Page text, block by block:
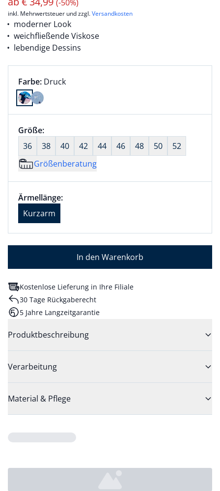
(-50%)
inkl. Mehrwertsteuer und zzgl.Versandkosten
moderner Look
weichfließende Viskose
lebendige Dessins
Farbauswahl:
Farbe: aktuell ausgewählt:
Druck
Farbe Druck ausgewählt
Größenauswahl:
Größe:nichts ausgewählt
36
38 40 42 44 46 48 50
52
Größenberatung
Größenauswahl:
Ärmellänge:
Ärmellänge Kurzarm ausgewählt
Kurzarm
In den Warenkorb
Kostenlose Lieferung in Ihre Filiale
30 Tage Rückgaberecht
5 Jahre Langzeitgarantie
Produktbeschreibung
Verarbeitung
Material & Pflege